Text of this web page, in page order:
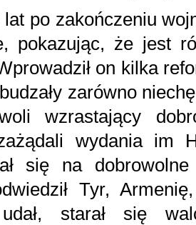
po zakończeniu
pokazując, że jest
on kilka
zarówno
wzrastający
wydania im
się na
Tyr,
starał się